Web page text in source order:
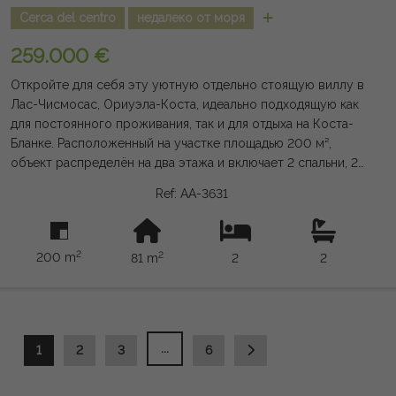
Cerca del centro
недалеко от моря
259.000 €
Откройте для себя эту уютную отдельно стоящую виллу в
Лас-Чисмосас, Ориуэла-Коста, идеально подходящую как
для постоянного проживания, так и для отдыха на Коста-
Бланке. Расположенный на участке площадью 200 м²,
объект распределён на два этажа и включает 2 спальни, 2
гостиную-столовую, вторую отремонтированную
гостиную и полностью отремонтированную кухню из
высококачественных материалов. Юго-западная
ориентация гарантирует отличную яркость в течение всего
бассейна. Кроме того, в урбанизации есть общий бассейн.
Отличное расположение, всего в 2 км от Плайя-Фламенка,
Ref: AA-3631
200 m2 81 m2 2 2
1 2 3 ... 6